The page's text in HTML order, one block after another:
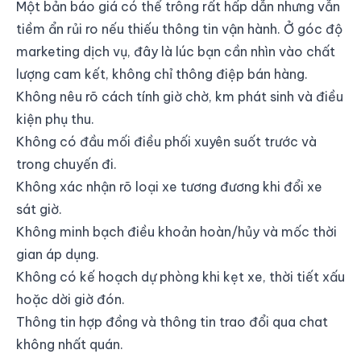
Một bản báo giá có thể trông rất hấp dẫn nhưng vẫn
tiềm ẩn rủi ro nếu thiếu thông tin vận hành. Ở góc độ
marketing dịch vụ, đây là lúc bạn cần nhìn vào chất
lượng cam kết, không chỉ thông điệp bán hàng.
Không nêu rõ cách tính giờ chờ, km phát sinh và điều
kiện phụ thu.
Không có đầu mối điều phối xuyên suốt trước và
trong chuyến đi.
Không xác nhận rõ loại xe tương đương khi đổi xe
sát giờ.
Không minh bạch điều khoản hoàn/hủy và mốc thời
gian áp dụng.
Không có kế hoạch dự phòng khi kẹt xe, thời tiết xấu
hoặc dời giờ đón.
Thông tin hợp đồng và thông tin trao đổi qua chat
không nhất quán.